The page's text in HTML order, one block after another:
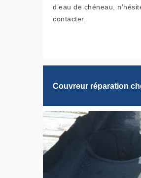
d’eau de chéneau,
contacter.
Couvreur réparation